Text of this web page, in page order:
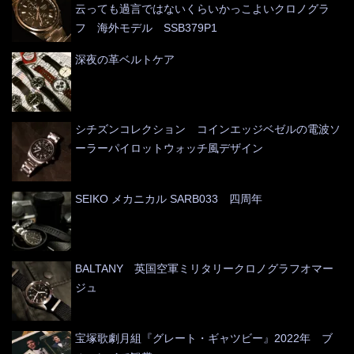
云っても過言ではないくらいかっこよいクロノグラ
フ 海外モデル SSB379P1
深夜の革ベルトケア
シチズンコレクション コインエッジベゼルの電波ソ
ーラーパイロットウォッチ風デザイン
SEIKO メカニカル SARB033 四周年
BALTANY 英国空軍ミリタリークロノグラフオマー
ジュ
宝塚歌劇月組『グレート・ギャツビー』2022年 ブ